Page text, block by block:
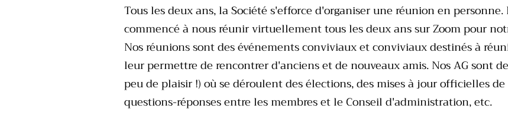
Tous les deux ans, la Société s'efforce d'organiser une réunion en
commencé à nous réunir virtuellement tous les deux ans sur Zoom pour
Nos réunions sont des événements conviviaux et conviviaux destinés à
leur permettre de rencontrer d'anciens et de nouveaux amis. Nos AG sont
peu de plaisir !) où se déroulent des élections, des mises à jour officielles de
questions-réponses entre les membres et le Conseil d'administration, etc.